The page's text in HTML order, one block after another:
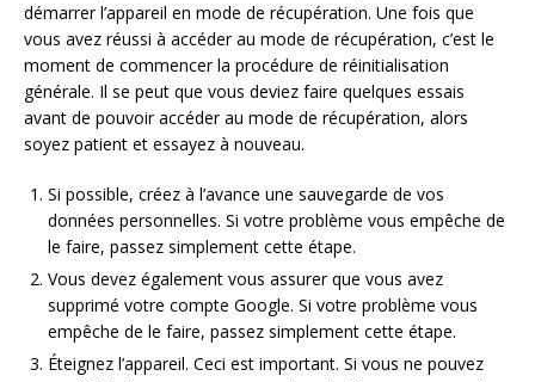
démarrer l’appareil en mode de récupération. Une fois que
vous avez réussi à accéder au mode de récupération, c’est le
moment de commencer la procédure de réinitialisation
générale. Il se peut que vous deviez faire quelques essais
avant de pouvoir accéder au mode de récupération, alors
soyez patient et essayez à nouveau.
Si possible, créez à l’avance une sauvegarde de vos
données personnelles. Si votre problème vous empêche de
le faire, passez simplement cette étape.
Vous devez également vous assurer que vous avez
supprimé votre compte Google. Si votre problème vous
empêche de le faire, passez simplement cette étape.
Éteignez l’appareil. Ceci est important. Si vous ne pouvez